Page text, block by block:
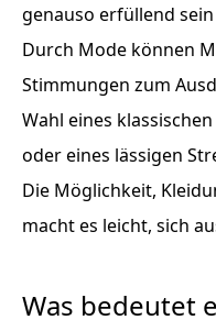
genauso erfüllend
Durch Mode können
Stimmungen zum
Wahl eines
oder eines lässigen
Die Möglichkeit,
macht es leicht, sich
Was bedeutet